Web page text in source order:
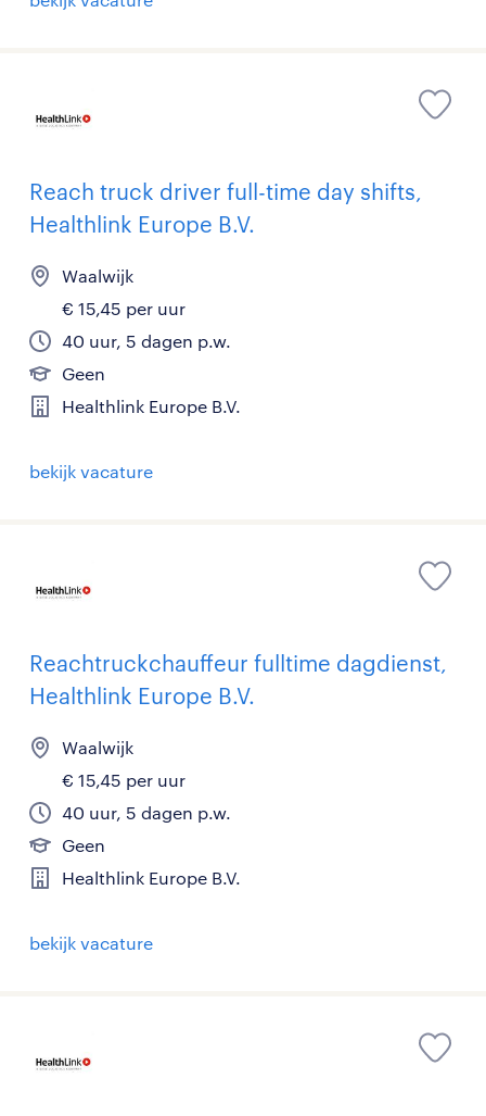
Reach truck driver full-time day shifts,
Healthlink Europe B.V.
Waalwijk
€ 15,45 per uur
40 uur, 5 dagen p.w.
Geen
Healthlink Europe B.V.
bekijk vacature
Reachtruckchauffeur fulltime dagdienst,
Healthlink Europe B.V.
Waalwijk
€ 15,45 per uur
40 uur, 5 dagen p.w.
Geen
Healthlink Europe B.V.
bekijk vacature